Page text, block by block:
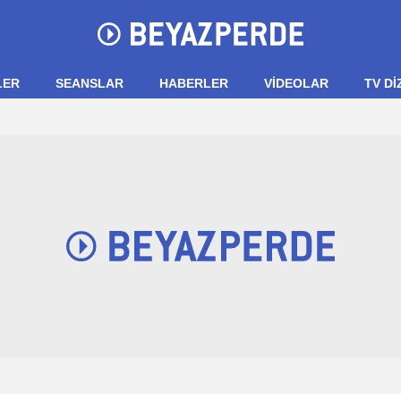
SEANSLAR HABERLER VIDEOLAR TV